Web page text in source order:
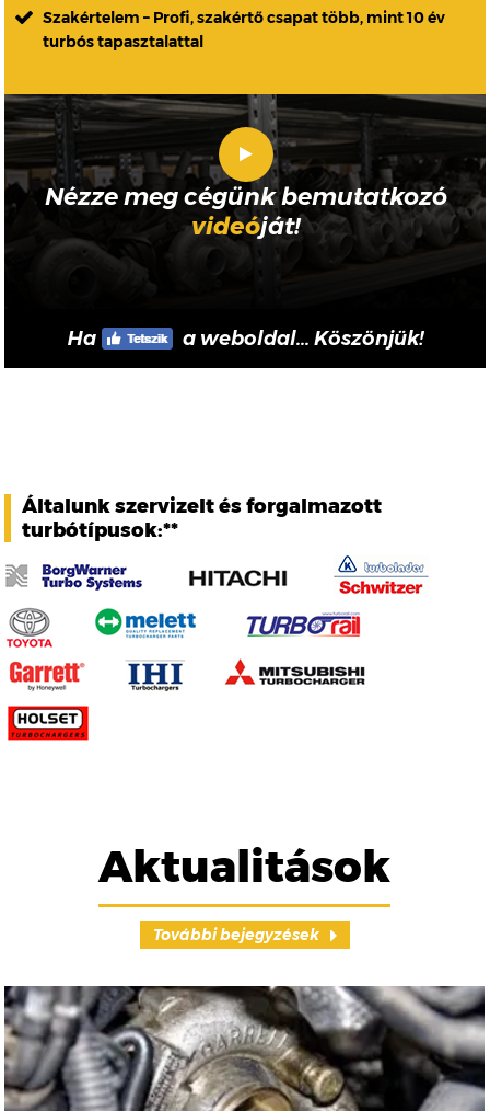
Szakértelem – Profi, szakértő csapat több, mint 10 év
turbós tapasztalattal
Nézze meg cégünk bemutatkozó
videóját!
Ha a weboldal... Köszönjük!
Általunk szervizelt és forgalmazott
turbótípusok:**
Aktualitások
További bejegyzések